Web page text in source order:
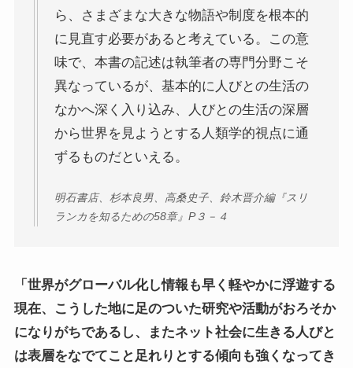
ロシアの大作家チェーホフの名作たち
ニーチェとドストエフスキー
フランス文学と歴史・文化
ブログ筆者イチオシの作家エミール・ゾラ
名作の宝庫・シェイクスピア
蜷川幸雄と現代演劇
ら、さまざまな大きな物語や制度を根本的
に見直す必要があると考えている。この意
味で、本書の記述は執筆者の専門分野こそ
異なっているが、基本的に人びとの生活の
なかへ深く入り込み、人びとの生活の深層
から世界を見ようとする人類学的視点に通
ずるものだといえる。
明石書店、杉本良男、高桑史子、鈴木晋介編『スリ
ランカを知るための58章』P３－４
「世界がグローバル化し情報も早く軽やかに浮遊する
現在、こうした地に足のついた研究や活動がおろそか
になりがちであるし、またネット社会に生きる人びと
は表層をなでてこと足れりとする傾向も強くなってき